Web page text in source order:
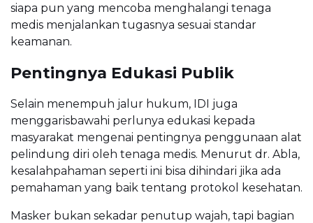
siapa pun yang mencoba menghalangi tenaga
medis menjalankan tugasnya sesuai standar
keamanan.
Pentingnya Edukasi Publik
Selain menempuh jalur hukum, IDI juga
menggarisbawahi perlunya edukasi kepada
masyarakat mengenai pentingnya penggunaan alat
pelindung diri oleh tenaga medis. Menurut dr. Abla,
kesalahpahaman seperti ini bisa dihindari jika ada
pemahaman yang baik tentang protokol kesehatan.
Masker bukan sekadar penutup wajah, tapi bagian